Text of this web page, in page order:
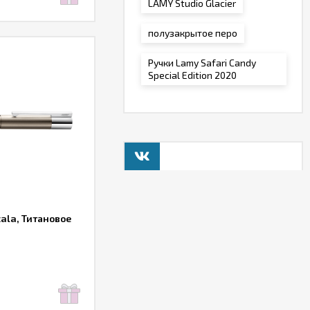
Титановое
LAMY Studio Glacier
полузакрытое перо
Ручки Lamy Safari Candy
Special Edition 2020